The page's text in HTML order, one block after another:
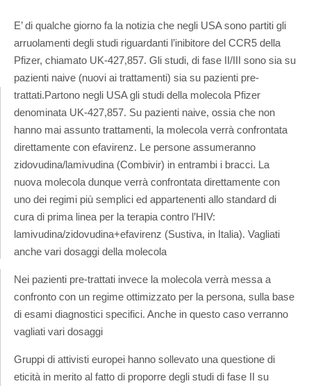
E’ di qualche giorno fa la notizia che negli USA sono partiti gli
arruolamenti degli studi riguardanti l’inibitore del CCR5 della
Pfizer, chiamato UK-427,857. Gli studi, di fase II/III sono sia su
pazienti naive (nuovi ai trattamenti) sia su pazienti pre-
trattati.Partono negli USA gli studi della molecola Pfizer
denominata UK-427,857. Su pazienti naive, ossia che non
hanno mai assunto trattamenti, la molecola verrà confrontata
direttamente con efavirenz. Le persone assumeranno
zidovudina/lamivudina (Combivir) in entrambi i bracci. La
nuova molecola dunque verrà confrontata direttamente con
uno dei regimi più semplici ed appartenenti allo standard di
cura di prima linea per la terapia contro l’HIV:
lamivudina/zidovudina+efavirenz (Sustiva, in Italia). Vagliati
anche vari dosaggi della molecola
Nei pazienti pre-trattati invece la molecola verrà messa a
confronto con un regime ottimizzato per la persona, sulla base
di esami diagnostici specifici. Anche in questo caso verranno
vagliati vari dosaggi
Gruppi di attivisti europei hanno sollevato una questione di
eticità in merito al fatto di proporre degli studi di fase II su